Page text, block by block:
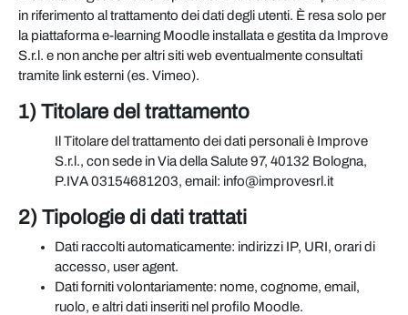
in riferimento al trattamento dei dati degli utenti. È resa solo per
la piattaforma e-learning Moodle installata e gestita da Improve
S.r.l. e non anche per altri siti web eventualmente consultati
tramite link esterni (es. Vimeo).
1) Titolare del trattamento
Il Titolare del trattamento dei dati personali è Improve
S.r.l., con sede in Via della Salute 97, 40132 Bologna,
P.IVA 03154681203, email: info@improvesrl.it
2) Tipologie di dati trattati
Dati raccolti automaticamente: indirizzi IP, URI, orari di
accesso, user agent.
Dati forniti volontariamente: nome, cognome, email,
ruolo, e altri dati inseriti nel profilo Moodle.